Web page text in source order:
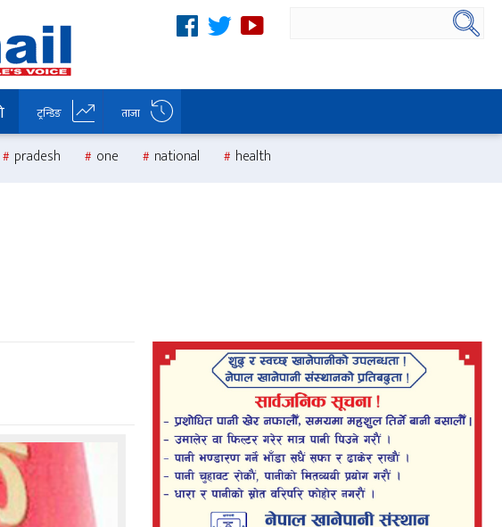
ट्रन्डिङ ताजा
pradesh one national health